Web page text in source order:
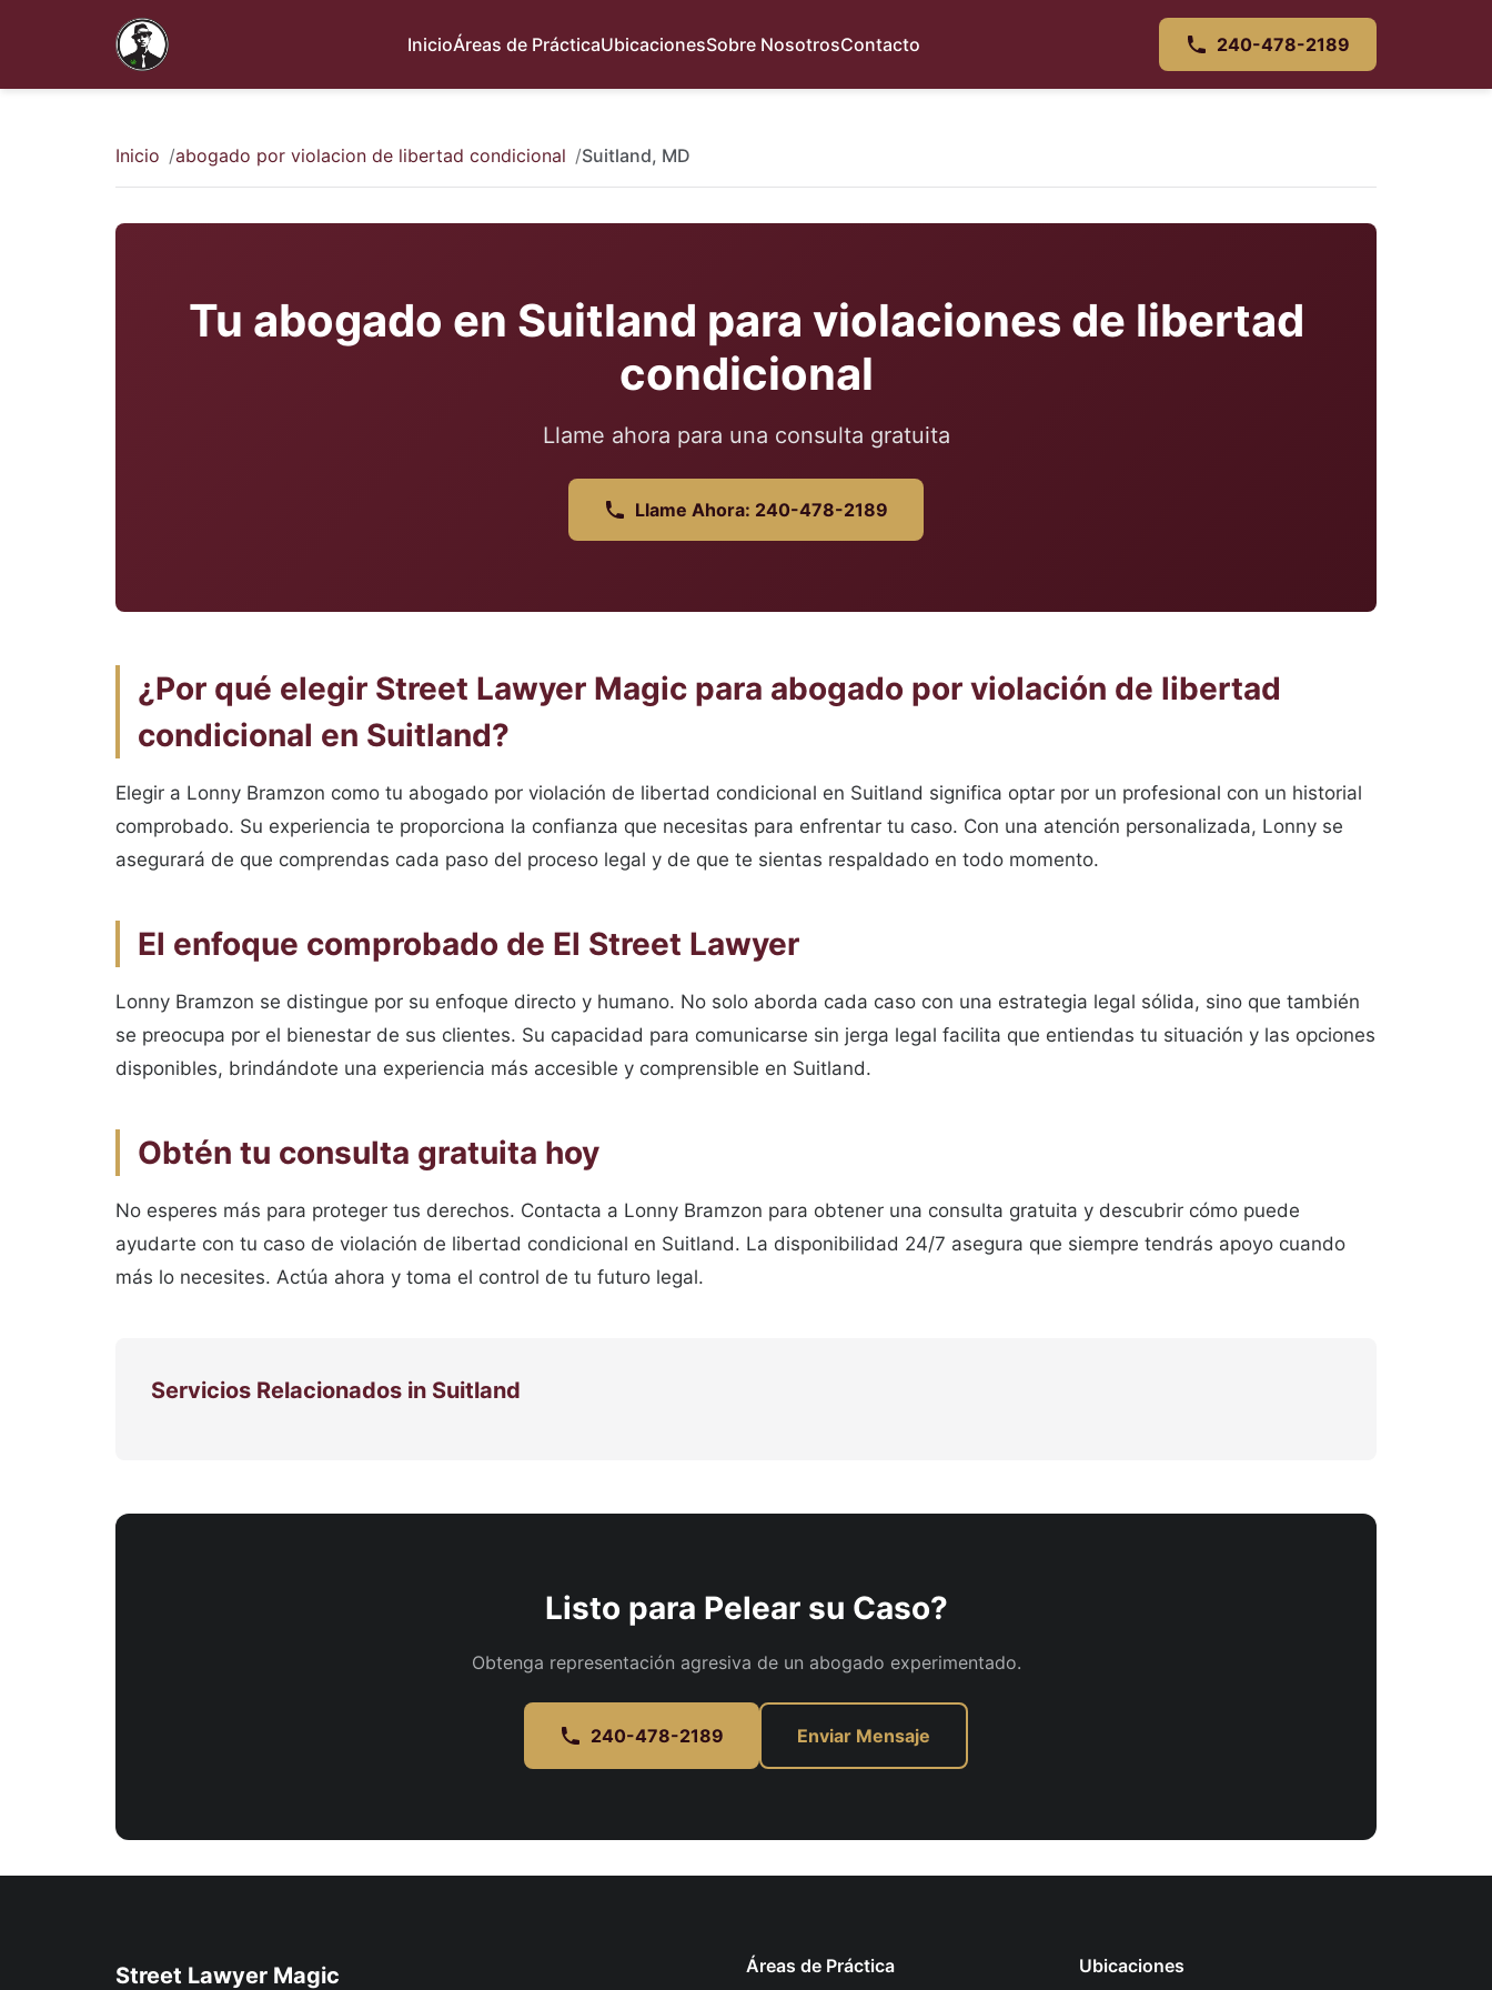
InicioÁreas de PrácticaUbicacionesSobre NosotrosContacto 240-478-2189
Inicio abogado por violacion de libertad condicional Suitland, MD
Tu abogado en Suitland para violaciones de libertad
condicional
Llame ahora para una consulta gratuita
Llame Ahora: 240-478-2189
¿Por qué elegir Street Lawyer Magic para abogado por violación de libertad
condicional en Suitland?
Elegir a Lonny Bramzon como tu abogado por violación de libertad condicional en Suitland significa optar por un profesional con un historial
comprobado. Su experiencia te proporciona la confianza que necesitas para enfrentar tu caso. Con una atención personalizada, Lonny se
asegurará de que comprendas cada paso del proceso legal y de que te sientas respaldado en todo momento.
El enfoque comprobado de El Street Lawyer
Lonny Bramzon se distingue por su enfoque directo y humano. No solo aborda cada caso con una estrategia legal sólida, sino que también
se preocupa por el bienestar de sus clientes. Su capacidad para comunicarse sin jerga legal facilita que entiendas tu situación y las opciones
disponibles, brindándote una experiencia más accesible y comprensible en Suitland.
Obtén tu consulta gratuita hoy
No esperes más para proteger tus derechos. Contacta a Lonny Bramzon para obtener una consulta gratuita y descubrir cómo puede
ayudarte con tu caso de violación de libertad condicional en Suitland. La disponibilidad 24/7 asegura que siempre tendrás apoyo cuando
más lo necesites. Actúa ahora y toma el control de tu futuro legal.
Servicios Relacionados in Suitland
Listo para Pelear su Caso?
Obtenga representación agresiva de un abogado experimentado.
240-478-2189 Enviar Mensaje
Street Lawyer Magic Áreas de Práctica Ubicaciones